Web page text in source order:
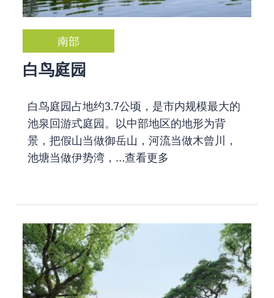
南部
白鸟庭园
白鸟庭园占地约3.7公顷，是市内规模最大的
池泉回游式庭园。以中部地区的地形为背
景，把假山当做御岳山，河流当做木曾川，
池塘当做伊势湾，…查看更多